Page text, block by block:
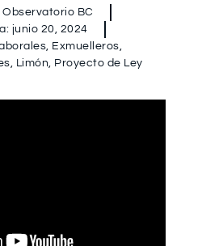
Observatorio BC
junio 20, 2024
, Exmuelleros,
, Limón, Proyecto de Ley